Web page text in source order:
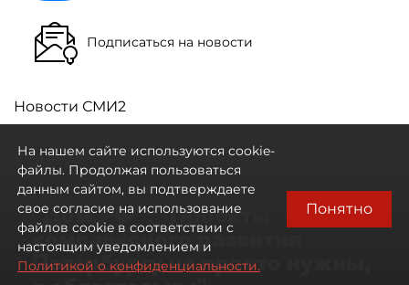
Подписаться на новости
Новости СМИ2
"Дом.РФ": "Проекты
комплексного развития
Петербургу не просто нужны,
На нашем сайте используются cookie-
файлы. Продолжая пользоваться
данным сайтом, вы подтверждаете
свое согласие на использование
файлов cookie в соответствии с
настоящим уведомлением и
Политикой о конфиденциальности.
Понятно